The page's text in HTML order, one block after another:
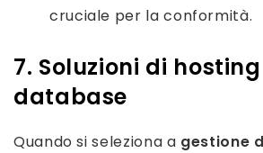
cruciale per la conformità.
7. Soluzioni di
database
Quando si seleziona a gestione